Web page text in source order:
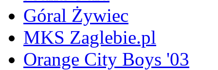
Góral Żywiec
MKS Zaglebie.pl
Orange City Boys '03